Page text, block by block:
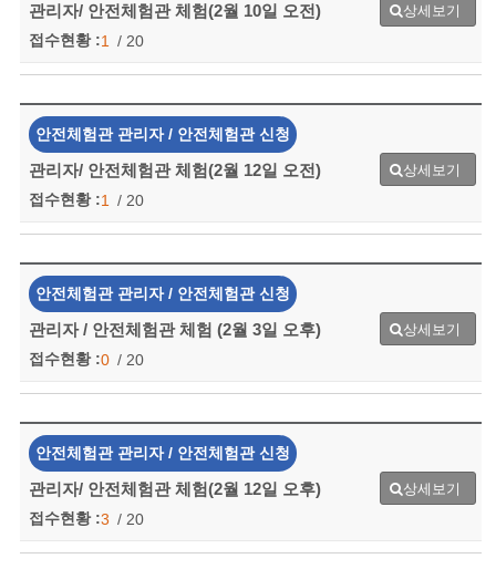
관리자/ 안전체험관 체험(2월 10일 오전) 상세보기
접수현황 :1 / 20
안전체험관 관리자 / 안전체험관 신청
관리자/ 안전체험관 체험(2월 12일 오전) 상세보기
접수현황 :1 / 20
안전체험관 관리자 / 안전체험관 신청
관리자 / 안전체험관 체험 (2월 3일 오후) 상세보기
접수현황 :0 / 20
안전체험관 관리자 / 안전체험관 신청
관리자/ 안전체험관 체험(2월 12일 오후) 상세보기
접수현황 :3 / 20